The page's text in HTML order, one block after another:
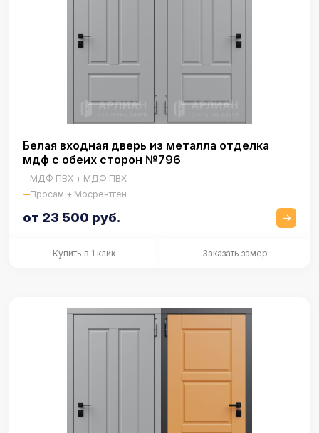
Белая входная дверь из металла отделка
мдф с обеих сторон №796
МДФ ПВХ + МДФ ПВХ
Просам + Мосрентген
от 23 500 руб.
Купить в 1 клик Заказать замер